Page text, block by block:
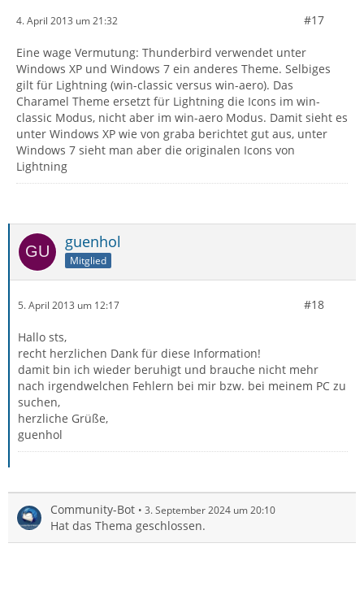
4. April 2013 um 21:32 #17
Eine wage Vermutung: Thunderbird verwendet unter
Windows XP und Windows 7 ein anderes Theme. Selbiges
gilt für Lightning (win-classic versus win-aero). Das
Charamel Theme ersetzt für Lightning die Icons im win-
classic Modus, nicht aber im win-aero Modus. Damit sieht es
unter Windows XP wie von graba berichtet gut aus, unter
Windows 7 sieht man aber die originalen Icons von
Lightning
guenhol
Mitglied
5. April 2013 um 12:17 #18
Hallo sts,
recht herzlichen Dank für diese Information!
damit bin ich wieder beruhigt und brauche nicht mehr
nach irgendwelchen Fehlern bei mir bzw. bei meinem PC zu
suchen,
herzliche Grüße,
guenhol
Community-Bot 3. September 2024 um 20:10
Hat das Thema geschlossen.